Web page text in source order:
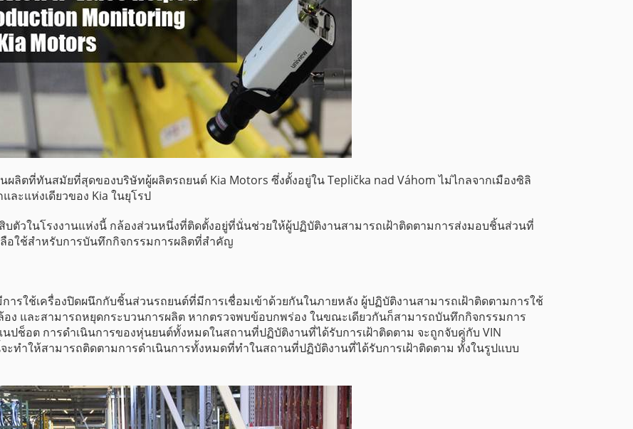
ผลิตที่ทันสมัยที่สุดของบริษัทผู้ผลิตรถยนต์ Kia Motors ซึ่งตั้งอยู่ใน Teplička nad Váhom ไม่ไกลจากเมืองซิลิ
ละแห่งเดียวของ Kia ในยุโรป
บตัวในโรงงานแห่งนี้ กล้องส่วนหนึ่งที่ติดตั้งอยู่ที่นั่นช่วยให้ผู้ปฏิบัติงานสามารถเฝ้าติดตามการส่งมอบชิ้นส่วนที่
อใช้สำหรับการบันทึกกิจกรรมการผลิตที่สำคัญ
รใช้เครื่องปิดผนึกกับชิ้นส่วนรถยนต์ที่มีการเชื่อมเข้าด้วยกันในภายหลัง ผู้ปฏิบัติงานสามารถเฝ้าติดตามการใช้
ง และสามารถหยุดกระบวนการผลิต หากตรวจพบข้อบกพร่อง ในขณะเดียวกันก็สามารถบันทึกกิจกรรมการ
ช็อต การดำเนินการของหุ่นยนต์ทั้งหมดในสถานที่ปฏิบัติงานที่ได้รับการเฝ้าติดตาม จะถูกจับคู่กับ VIN
ะทำให้สามารถติดตามการดำเนินการทั้งหมดที่ทำในสถานที่ปฏิบัติงานที่ได้รับการเฝ้าติดตาม ทั้งในรูปแบบ